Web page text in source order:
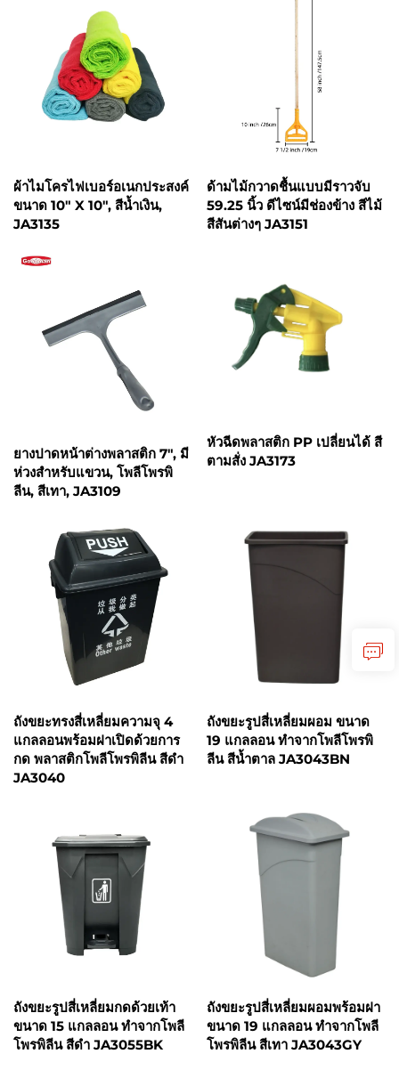
ผ้าไมโครไฟเบอร์อเนกประสงค์
ขนาด 10" X 10", สีน้ำเงิน,
JA3135
ด้ามไม้กวาดชื้นแบบมีราวจับ
59.25 นิ้ว ดีไซน์มีช่องข้าง สีไม้
สีสันต่างๆ JA3151
ยางปาดหน้าต่างพลาสติก 7", มี
ห่วงสำหรับแขวน, โพลีโพรพิ
ลีน, สีเทา, JA3109
หัวฉีดพลาสติก PP เปลี่ยนได้ สี
ตามสั่ง JA3173
ถังขยะทรงสี่เหลี่ยมความจุ 4
แกลลอนพร้อมฝาเปิดด้วยการ
กด พลาสติกโพลีโพรพิลีน สีดำ
JA3040
ถังขยะรูปสี่เหลี่ยมผอม ขนาด
19 แกลลอน ทำจากโพลีโพรพิ
ลีน สีน้ำตาล JA3043BN
ถังขยะรูปสี่เหลี่ยมกดด้วยเท้า
ขนาด 15 แกลลอน ทำจากโพลี
โพรพิลีน สีดำ JA3055BK
ถังขยะรูปสี่เหลี่ยมผอมพร้อมฝา
ขนาด 19 แกลลอน ทำจากโพลี
โพรพิลีน สีเทา JA3043GY